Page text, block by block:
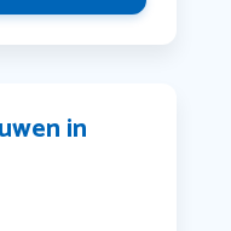
in